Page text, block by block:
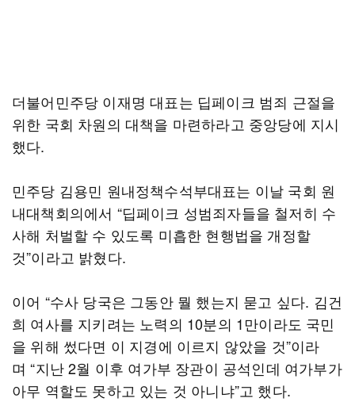
더불어민주당 이재명 대표는 딥페이크 범죄 근절을
위한 국회 차원의 대책을 마련하라고 중앙당에 지시
했다.
민주당 김용민 원내정책수석부대표는 이날 국회 원
내대책회의에서 “딥페이크 성범죄자들을 철저히 수
사해 처벌할 수 있도록 미흡한 현행법을 개정할
것”이라고 밝혔다.
이어 “수사 당국은 그동안 뭘 했는지 묻고 싶다. 김건
희 여사를 지키려는 노력의 10분의 1만이라도 국민
을 위해 썼다면 이 지경에 이르지 않았을 것”이라
며 “지난 2월 이후 여가부 장관이 공석인데 여가부가
아무 역할도 못하고 있는 것 아니냐”고 했다.